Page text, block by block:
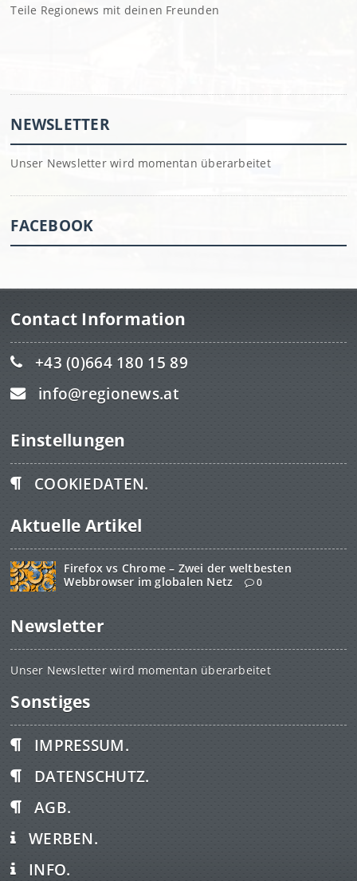
Teile Regionews mit deinen Freunden
NEWSLETTER
Unser Newsletter wird momentan überarbeitet
FACEBOOK
Contact Information
+43 (0)664 180 15 89
info@regionews.at
Einstellungen
COOKIEDATEN.
Aktuelle Artikel
Firefox vs Chrome – Zwei der weltbesten
Webbrowser im globalen Netz
0
Newsletter
Unser Newsletter wird momentan überarbeitet
Sonstiges
IMPRESSUM.
DATENSCHUTZ.
AGB.
WERBEN.
INFO.